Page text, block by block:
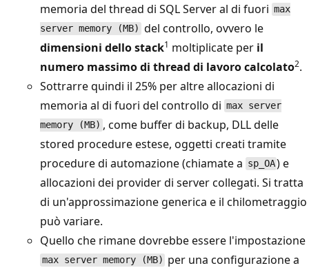
memoria del thread di SQL Server al di fuori max
server memory (MB) del controllo, ovvero le
dimensioni dello stack1 moltiplicate per il
numero massimo di thread di lavoro calcolato2.
Sottrarre quindi il 25% per altre allocazioni di
memoria al di fuori del controllo di max server
memory (MB) , come buffer di backup, DLL delle
stored procedure estese, oggetti creati tramite
procedure di automazione (chiamate a sp_OA) e
allocazioni dei provider di server collegati. Si tratta
di un'approssimazione generica e il chilometraggio
può variare.
Quello che rimane dovrebbe essere l'impostazione
max server memory (MB) per una configurazione a